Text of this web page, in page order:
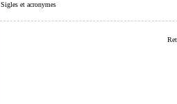
Sigles et acronymes